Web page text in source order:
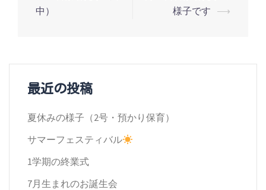
稿
ビ
ゲ
シ
ョ
ン
中）
様子です ⟶
最近の投稿
夏休みの様子（2号・預かり保育）
サマーフェスティバル
1学期の終業式
7月生まれのお誕生会